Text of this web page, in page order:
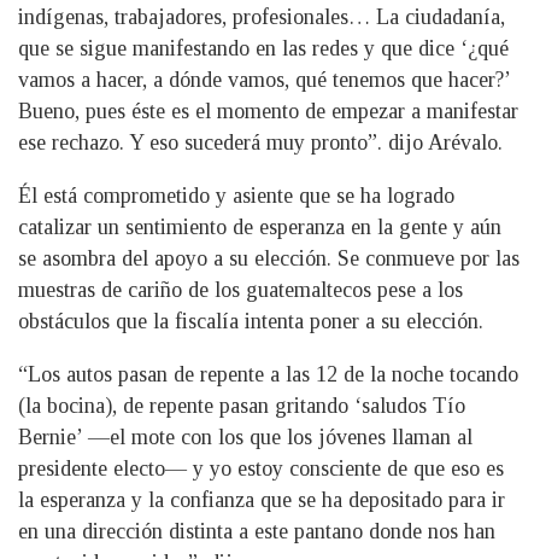
indígenas, trabajadores, profesionales… La ciudadanía,
que se sigue manifestando en las redes y que dice ‘¿qué
vamos a hacer, a dónde vamos, qué tenemos que hacer?’
Bueno, pues éste es el momento de empezar a manifestar
ese rechazo. Y eso sucederá muy pronto”. dijo Arévalo.
Él está comprometido y asiente que se ha logrado
catalizar un sentimiento de esperanza en la gente y aún
se asombra del apoyo a su elección. Se conmueve por las
muestras de cariño de los guatemaltecos pese a los
obstáculos que la fiscalía intenta poner a su elección.
“Los autos pasan de repente a las 12 de la noche tocando
(la bocina), de repente pasan gritando ‘saludos Tío
Bernie’ —el mote con los que los jóvenes llaman al
presidente electo— y yo estoy consciente de que eso es
la esperanza y la confianza que se ha depositado para ir
en una dirección distinta a este pantano donde nos han